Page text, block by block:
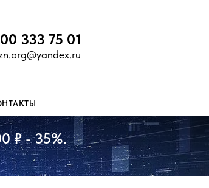
333 75 01
₽ - 35%.